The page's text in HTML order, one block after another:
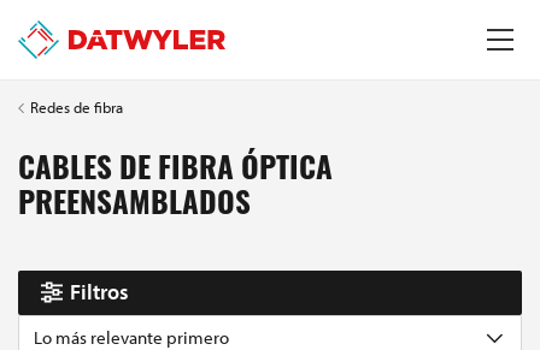
Redes de fibra
CABLES DE FIBRA ÓPTICA
PREENSAMBLADOS
Filtros
Lo más relevante primero